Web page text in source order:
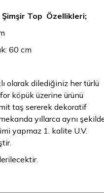
Şimşir Top Özellikleri;
60 cm
olarak dilediğiniz her türlü
köpük üzerine ürünü
taş sererek dekoratif
yıllarca aynı
yapmaz 1. kalite U.V.